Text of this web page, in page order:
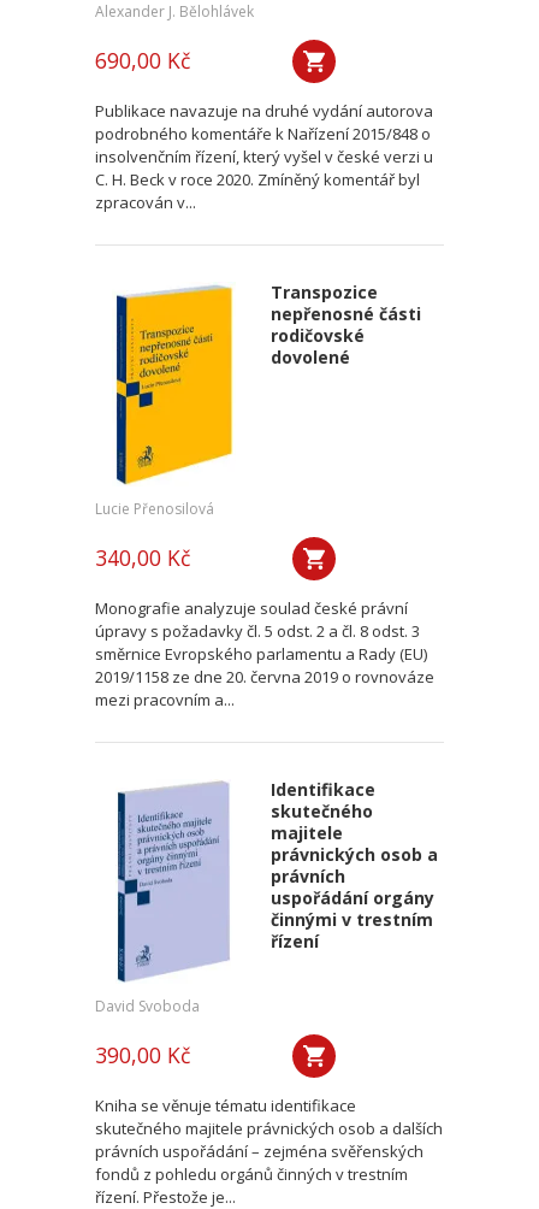
Alexander J. Bělohlávek
690,00 Kč
Publikace navazuje na druhé vydání autorova
podrobného komentáře k Nařízení 2015/848 o
insolvenčním řízení, který vyšel v české verzi u
C. H. Beck v roce 2020. Zmíněný komentář byl
zpracován v...
Transpozice
nepřenosné části
rodičovské
dovolené
Lucie Přenosilová
340,00 Kč
Monografie analyzuje soulad české právní
úpravy s požadavky čl. 5 odst. 2 a čl. 8 odst. 3
směrnice Evropského parlamentu a Rady (EU)
2019/1158 ze dne 20. června 2019 o rovnováze
mezi pracovním a...
Identifikace
skutečného
majitele
právnických osob a
právních
uspořádání orgány
činnými v trestním
řízení
David Svoboda
390,00 Kč
Kniha se věnuje tématu identifikace
skutečného majitele právnických osob a dalších
právních uspořádání – zejména svěřenských
fondů z pohledu orgánů činných v trestním
řízení. Přestože je...